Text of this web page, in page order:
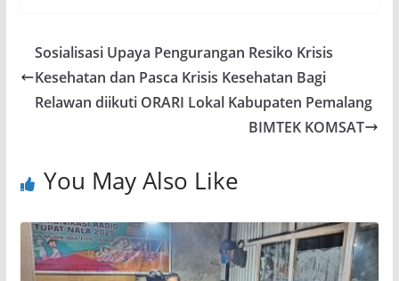
Sosialisasi Upaya Pengurangan Resiko Krisis
Kesehatan dan Pasca Krisis Kesehatan Bagi
Relawan diikuti ORARI Lokal Kabupaten Pemalang
BIMTEK KOMSAT
You May Also Like